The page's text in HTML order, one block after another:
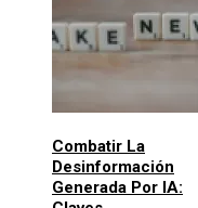
Combatir La
Desinformación
Generada Por IA: